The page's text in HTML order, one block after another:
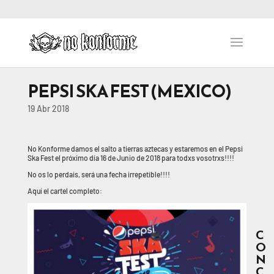
PEPSI SKA FEST (MEXICO)
19 Abr 2018
No Konforme damos el salto a tierras aztecas y estaremos en el Pepsi
Ska Fest el próximo día 16 de Junio de 2018 para todxs vosotrxs!!!!
No os lo perdais, será una fecha irrepetible!!!!
Aquí el cartel completo:
C
O
N